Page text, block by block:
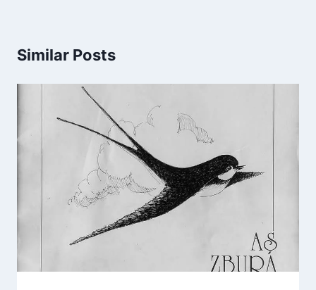
Similar Posts